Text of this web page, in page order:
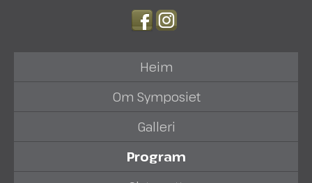
Heim
Om Symposiet
Galleri
Program